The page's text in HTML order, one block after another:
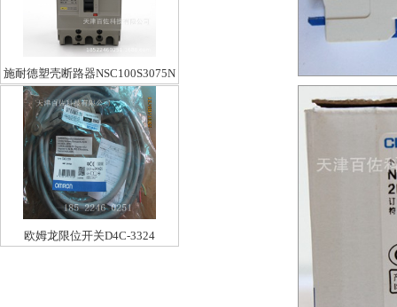
施耐德塑壳断路器NSC100S3075N
欧姆龙限位开关D4C-3324